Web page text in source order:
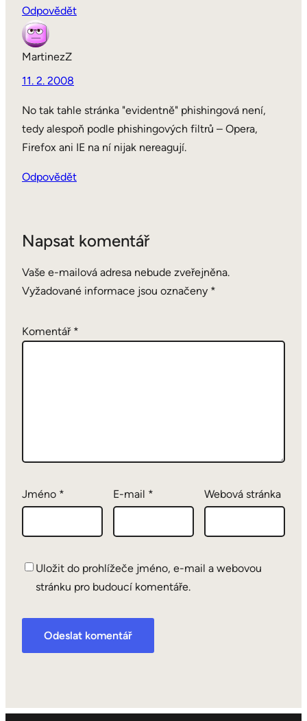
Odpovědět
MartinezZ
11. 2. 2008
No tak tahle stránka "evidentně" phishingová není,
tedy alespoň podle phishingových filtrů – Opera,
Firefox ani IE na ní nijak nereagují.
Odpovědět
Napsat komentář
Vaše e-mailová adresa nebude zveřejněna.
Vyžadované informace jsou označeny *
Komentář *
Jméno * E-mail * Webová stránka
Uložit do prohlížeče jméno, e-mail a webovou
stránku pro budoucí komentáře.